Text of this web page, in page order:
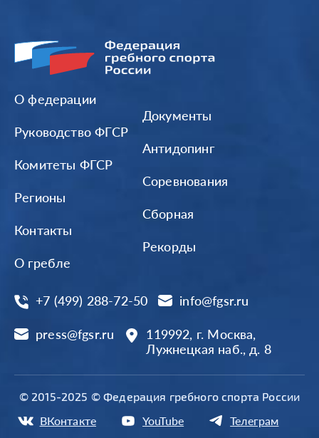
О федерации
Руководство ФГСР
Комитеты ФГСР
Регионы
Контакты
О гребле
Документы
Антидопинг
Соревнования
Сборная
Рекорды
+7 (499) 288-72-50 info@fgsr.ru
press@fgsr.ru
119992, г. Москва,
Лужнецкая наб., д. 8
© 2015-2025 © Федерация гребного спорта России
ВКонтакте YouTube Телеграм